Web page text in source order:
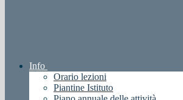
Info
Orario lezioni
Piantine Istituto